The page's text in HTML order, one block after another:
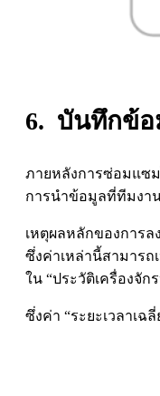
6. บันทึกข้อ
ภายหลังการซ่อมแซม
การนำข้อมูลที่ทีมงาน
เหตุผลหลักของการ
ซึ่งค่าเหล่านี้สามารถ
ใน “ประวัติเครื่องจั
ซึ่งค่า “ระยะเวลาเฉ